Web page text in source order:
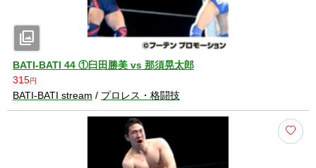
photo_library
BATI-BATI 44 ①臼田勝美 vs 那須晃太郎
315円
BATI-BATI stream / プロレス・格闘技